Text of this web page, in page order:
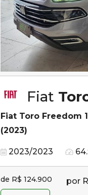
Fiat
Fiat Toro Freedom
(2023)
2023/2023
de R$ 124.900 por